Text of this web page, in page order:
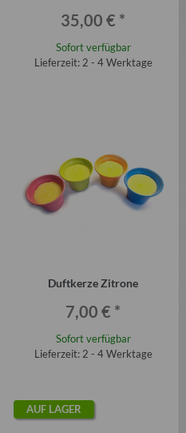
35,00 € *
Sofort verfügbar
Lieferzeit: 2 - 4 Werktage
Duftkerze Zitrone
7,00 € *
Sofort verfügbar
Lieferzeit: 2 - 4 Werktage
AUF LAGER